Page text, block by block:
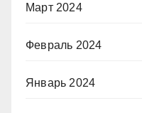
Март 2024
Февраль 2024
Январь 2024